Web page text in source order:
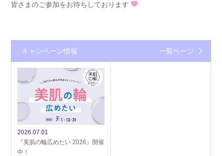
皆さまのご参加をお待ちしております
キャンペーン情報 一覧ページ
2026.07.01
『美肌の輪広めたい 2026』開催
中！